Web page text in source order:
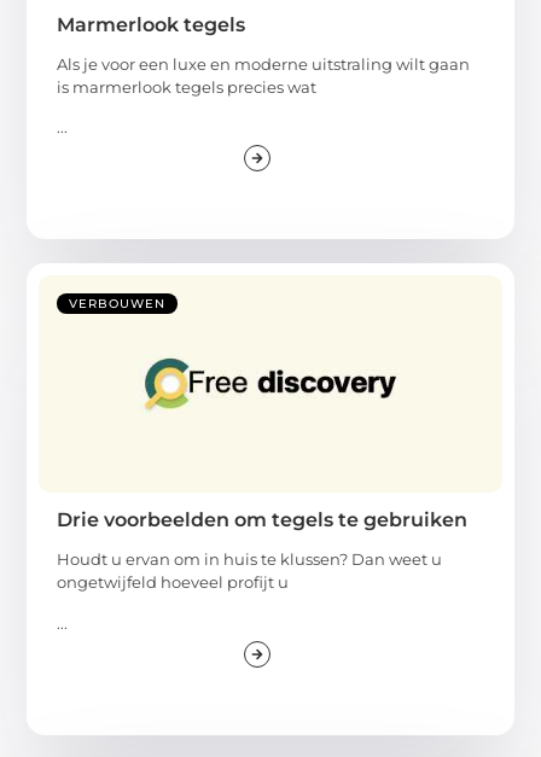
Marmerlook tegels
Als je voor een luxe en moderne uitstraling wilt gaan
is marmerlook tegels precies wat
...
VERBOUWEN
Drie voorbeelden om tegels te gebruiken
Houdt u ervan om in huis te klussen? Dan weet u
ongetwijfeld hoeveel profijt u
...